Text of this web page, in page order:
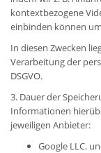
kontextbezogene
einbinden können
In diesen Zwecken
Verarbeitung der
DSGVO.
3. Dauer der
Informationen
jeweiligen Anbieter:
Google LLC.